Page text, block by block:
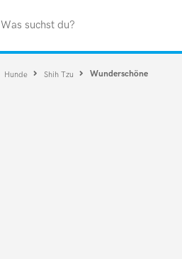
Was suchst du?
Hunde Shih Tzu
Wunderschöne